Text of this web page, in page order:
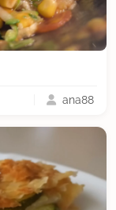
ana88